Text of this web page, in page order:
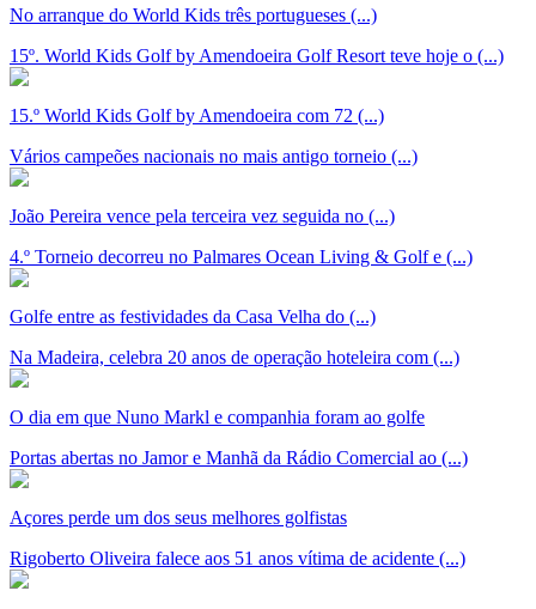
No arranque do World Kids três portugueses (...)
15º. World Kids Golf by Amendoeira Golf Resort teve hoje o (...)
15.º World Kids Golf by Amendoeira com 72 (...)
Vários campeões nacionais no mais antigo torneio (...)
João Pereira vence pela terceira vez seguida no (...)
4.º Torneio decorreu no Palmares Ocean Living & Golf e (...)
Golfe entre as festividades da Casa Velha do (...)
Na Madeira, celebra 20 anos de operação hoteleira com (...)
O dia em que Nuno Markl e companhia foram ao golfe
Portas abertas no Jamor e Manhã da Rádio Comercial ao (...)
Açores perde um dos seus melhores golfistas
Rigoberto Oliveira falece aos 51 anos vítima de acidente (...)